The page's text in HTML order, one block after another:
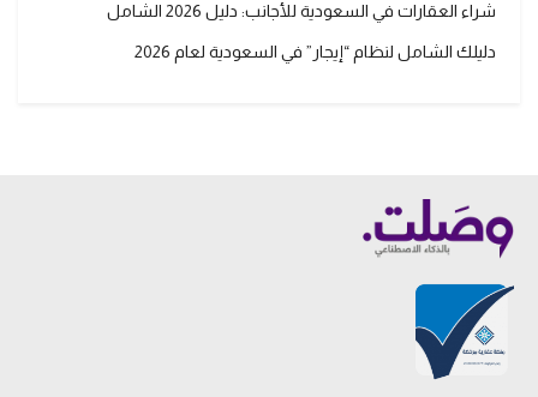
شراء العقارات في السعودية للأجانب: دليل 2026 الشامل
دليلك الشامل لنظام “إيجار” في السعودية لعام 2026